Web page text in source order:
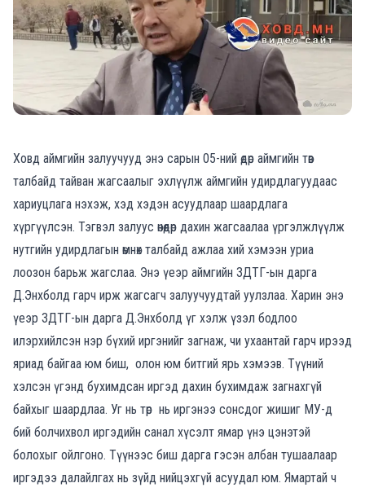
Ховд аймгийн залуучууд энэ сарын 05-ний өдөр аймгийн төв
талбайд тайван жагсаалыг эхлүүлж аймгийн удирдлагуудаас
хариуцлага нэхэж, хэд хэдэн асуудлаар шаардлага
хүргүүлсэн. Тэгвэл залуус өнөөдөр дахин жагсаалаа үргэлжлүүлж
нутгийн удирдлагын өмнөх талбайд ажлаа хий хэмээн уриа
лоозон барьж жагслаа. Энэ үеэр аймгийн ЗДТГ-ын дарга
Д.Энхболд гарч ирж жагсагч залуучуудтай уулзлаа. Харин энэ
үеэр ЗДТГ-ын дарга Д.Энхболд үг хэлж үзэл бодлоо
илэрхийлсэн нэр бүхий иргэнийг загнаж, чи ухаантай гарч ирээд
яриад байгаа юм биш, олон юм битгий ярь хэмээв. Түүний
хэлсэн үгэнд бухимдсан иргэд дахин бухимдаж загнахгүй
байхыг шаардлаа. Уг нь төр нь иргэнээ сонсдог жишиг МУ-д
бий болчихвол иргэдийн санал хүсэлт ямар үнэ цэнэтэй
болохыг ойлгоно. Түүнээс биш дарга гэсэн албан тушаалаар
иргэдээ далайлгах нь зүйд нийцэхгүй асуудал юм. Ямартай ч